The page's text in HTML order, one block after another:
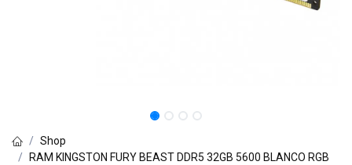
Shop
RAM KINGSTON FURY BEAST DDR5 32GB 5600 BLANCO RGB